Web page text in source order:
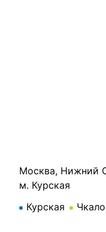
Москва, Нижний
м. Курская
Курская